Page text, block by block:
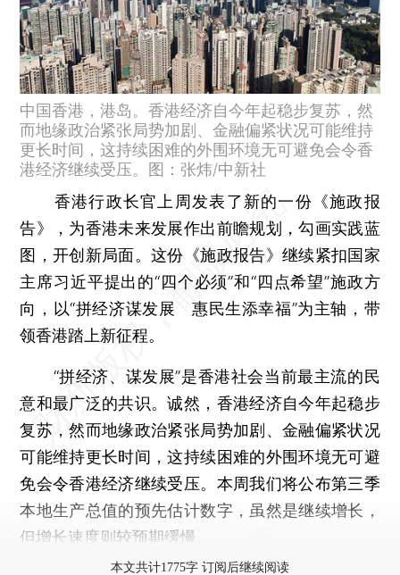
中国香港，港岛。香港经济自今年起稳步复苏，然
而地缘政治紧张局势加剧、金融偏紧状况可能维持
更长时间，这持续困难的外围环境无可避免会令香
港经济继续受压。图：张炜/中新社
香港行政长官上周发表了新的一份《施政报
告》，为香港未来发展作出前瞻规划，勾画实践蓝
图，开创新局面。这份《施政报告》继续紧扣国家
主席习近平提出的“四个必须”和“四点希望”施政方
向，以“拼经济谋发展 惠民生添幸福”为主轴，带
领香港踏上新征程。
“拼经济、谋发展”是香港社会当前最主流的民
意和最广泛的共识。诚然，香港经济自今年起稳步
复苏，然而地缘政治紧张局势加剧、金融偏紧状况
可能维持更长时间，这持续困难的外围环境无可避
免会令香港经济继续受压。本周我们将公布第三季
本地生产总值的预先估计数字，虽然是继续增长，
但增长速度则较预期缓慢。
本文共计1775字 订阅后继续阅读